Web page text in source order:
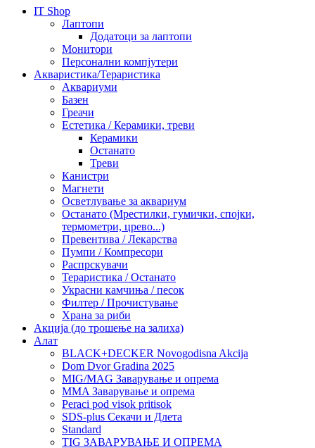
IT Shop
Лаптопи
Додатоци за лаптопи
Монитори
Персонални компјутери
Акваристика/Тераристика
Аквариуми
Базен
Греачи
Естетика / Керамики, треви
Керамики
Останато
Треви
Канистри
Магнети
Осветлување за аквариум
Останато (Мрестилки, гумички, спојки,
термометри, црево...)
Превентива / Лекарства
Пумпи / Компресори
Распрскувачи
Тераристика / Останато
Украсни камчиња / песок
Филтер / Прочистување
Храна за риби
Акција (до трошење на залиха)
Алат
BLACK+DECKER Novogodisna Akcija
Dom Dvor Gradina 2025
MIG/MAG Заварување и опрема
MMA Заварување и опрема
Peraci pod visok pritisok
SDS-plus Секачи и Длета
Standard
TIG ЗАВАРУВАЊЕ И ОПРЕМА